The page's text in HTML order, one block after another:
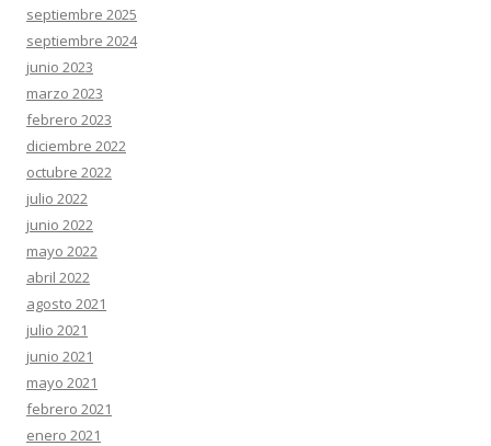
septiembre 2025
septiembre 2024
junio 2023
marzo 2023
febrero 2023
diciembre 2022
octubre 2022
julio 2022
junio 2022
mayo 2022
abril 2022
agosto 2021
julio 2021
junio 2021
mayo 2021
febrero 2021
enero 2021